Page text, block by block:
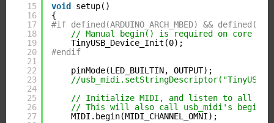
15
16
17
18
19
20
21
22
23
24
25
26
27
void
setup()
{
#if defined(ARDUINO_ARCH_MBED) &&
// Manual begin() is required on core
TinyUSB_Device_Init(0);
#endif
pinMode(LED_BUILTIN, OUTPUT);
//usb_midi.setStringDescriptor("TinyUSB
// Initialize MIDI, and listen to all MIDI
// This will also call usb_midi's begin()
MIDI.begin(MIDI_CHANNEL_OMNI);